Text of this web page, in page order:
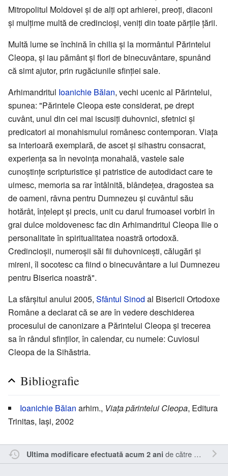
Mitropolitul Moldovei și de alți opt arhierei, preoți, diaconi
și mulțime multă de credincioși, veniți din toate părțile țării.
Multă lume se închină în chilia și la mormântul Părintelui
Cleopa, și iau pământ și flori de binecuvântare, spunând
că simt ajutor, prin rugăciunile sfinției sale.
Arhimandritul Ioanichie Bălan, vechi ucenic al Părintelui,
spunea: "Părintele Cleopa este considerat, pe drept
cuvânt, unul din cei mai iscusiți duhovnici, sfetnici și
predicatori ai monahismului românesc contemporan. Viața
sa interioară exemplară, de ascet și sihastru consacrat,
experiența sa în nevoința monahală, vastele sale
cunoștințe scripturistice și patristice de autodidact care te
uimesc, memoria sa rar întâlnită, blândețea, dragostea sa
de oameni, râvna pentru Dumnezeu și cuvântul său
hotărât, înțelept și precis, unit cu darul frumoasei vorbiri în
grai dulce moldovenesc fac din Arhimandritul Cleopa Ilie o
personalitate în spiritualitatea noastră ortodoxă.
Credincioșii, numeroșii săi fii duhovnicești, călugări și
mireni, îl socotesc ca fiind o binecuvântare a lui Dumnezeu
pentru Biserica noastră".
La sfârșitul anului 2005, Sfântul Sinod al Bisericii Ortodoxe
Române a declarat că se are în vedere deschiderea
procesului de canonizare a Părintelui Cleopa și trecerea
sa în rândul sfinților, în calendar, cu numele: Cuviosul
Cleopa de la Sihăstria.
Bibliografie
Ioanichie Bălan arhim., Viața părintelui Cleopa, Editura
Trinitas, Iași, 2002
Ultima modificare efectuată acum 2 ani de către RappY.